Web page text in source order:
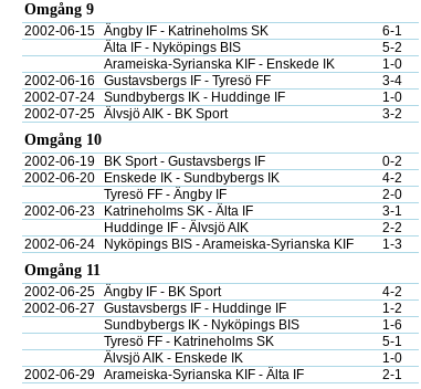
Omgång 9
2002-06-15 Ängby IF - Katrineholms SK 6-1
Älta IF - Nyköpings BIS
5-2
Arameiska-Syrianska KIF - Enskede IK
1-0
2002-06-16
Gustavsbergs IF - Tyresö FF 3-4
2002-07-24 Sundbybergs IK - Huddinge IF 1-0
2002-07-25 Älvsjö AIK - BK Sport 3-2
Omgång 10
2002-06-19 BK Sport - Gustavsbergs IF 0-2
2002-06-20
Enskede IK - Sundbybergs IK 4-2
Tyresö FF - Ängby IF
2-0
2002-06-23
Katrineholms SK - Älta IF 3-1
Huddinge IF - Älvsjö AIK
2-2
2002-06-24
Nyköpings BIS - Arameiska-Syrianska KIF 1-3
Omgång 11
2002-06-25 Ängby IF - BK Sport 4-2
2002-06-27
Gustavsbergs IF - Huddinge IF 1-2
Sundbybergs IK - Nyköpings BIS
1-6
Tyresö FF - Katrineholms SK
5-1
Älvsjö AIK - Enskede IK
1-0
2002-06-29 Arameiska-Syrianska KIF - Älta IF 2-1